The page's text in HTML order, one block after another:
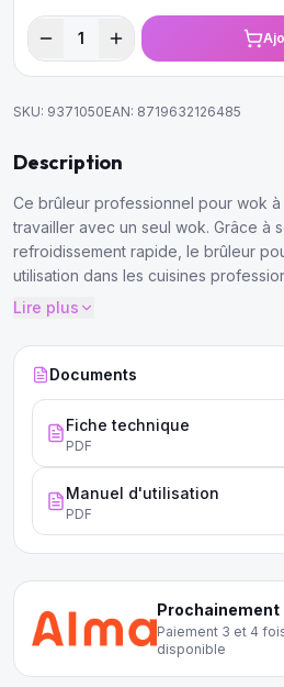
1
SKU: 9371050EAN: 8719632126485
Description
Ce brûleur professionnel pour wok
travailler avec un seul wok. Grâce à
refroidissement rapide, le brûleur
utilisation dans les cuisines
température peut être réglée avec
Lire plus
Documents
Fiche technique
PDF
Manuel d'utilisation
PDF
Prochainement
Paiement 3 et 4
disponible